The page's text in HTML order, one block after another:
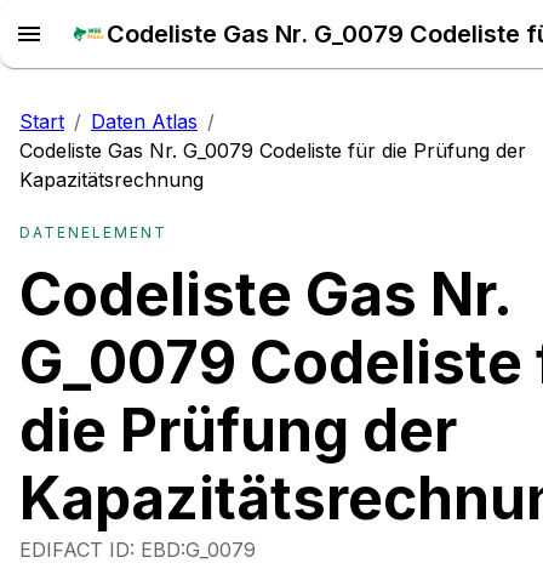
Start / Daten Atlas /
Codeliste Gas Nr. G_0079 Codeliste für die Prüfung der
Kapazitätsrechnung
DATENELEMENT
Codeliste Gas Nr.
G_0079 Codeliste
die Prüfung der
EDIFACT ID: EBD:G_0079